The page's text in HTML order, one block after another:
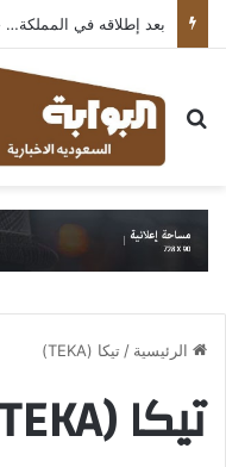
بحث عن
الرئيسية / تيكا (TEKA)
تيكا (TEKA)